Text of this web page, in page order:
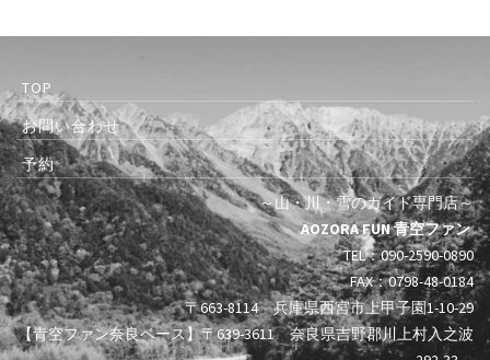
TOP
お問い合わせ
予約
～山・川・雪のガイド専門店～
AOZORA FUN 青空ファン
TEL：090-2590-0890
FAX：0798-48-0184
〒663-8114 兵庫県西宮市上甲子園1-10-29
【青空ファン奈良ベース】〒639-3611 奈良県吉野郡川上村入之波